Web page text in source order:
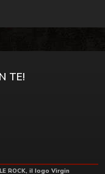
TE!
ROCK, il logo Virgin